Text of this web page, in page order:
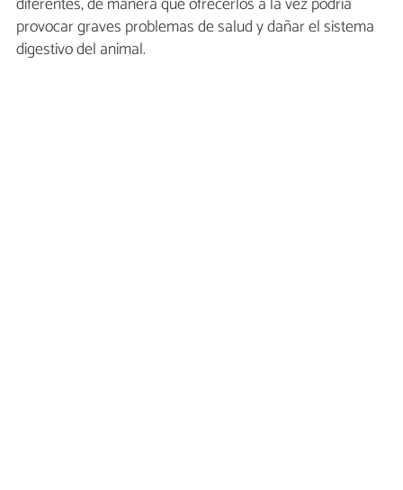
provocar graves problemas de salud y dañar el sistema
digestivo del animal.